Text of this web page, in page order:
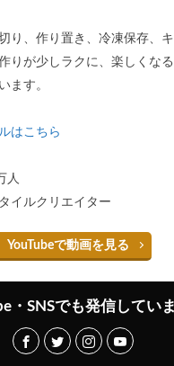
り、作り置き、冷凍保存、
りが少しラクに、楽しくな
ます。
はこちら
人
イルクリエイター
YouTubeで動画を見る
・SNSでも発信してい